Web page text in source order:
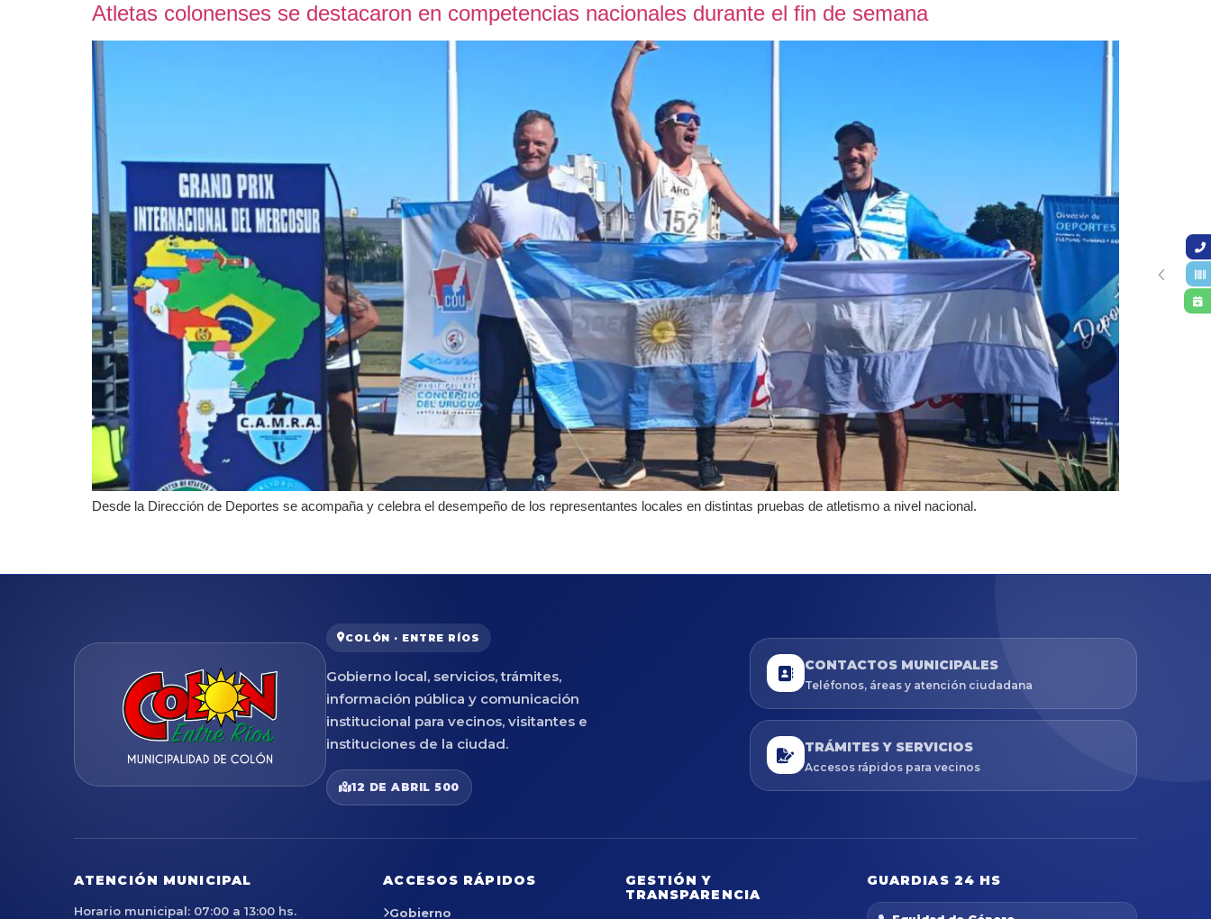
Atletas colonenses se destacaron en competencias nacionales durante el fin de semana
Desde la Dirección de Deportes se acompaña y celebra el desempeño de los representantes locales en distintas pruebas de atletismo a nivel nacional.
COLÓN · ENTRE RÍOS
Gobierno local, servicios, trámites,
información pública y comunicación
institucional para vecinos, visitantes e
instituciones de la ciudad.
12 DE ABRIL 500
CONTACTOS MUNICIPALES
Teléfonos, áreas y atención ciudadana
TRÁMITES Y SERVICIOS
Accesos rápidos para vecinos
ATENCIÓN MUNICIPAL
Horario municipal: 07:00 a 13:00 hs.
ACCESOS RÁPIDOS
Gobierno
GESTIÓN Y
TRANSPARENCIA
GUARDIAS 24 HS